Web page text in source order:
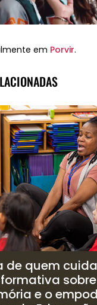
em Porvir.
de quem
sobre
e o